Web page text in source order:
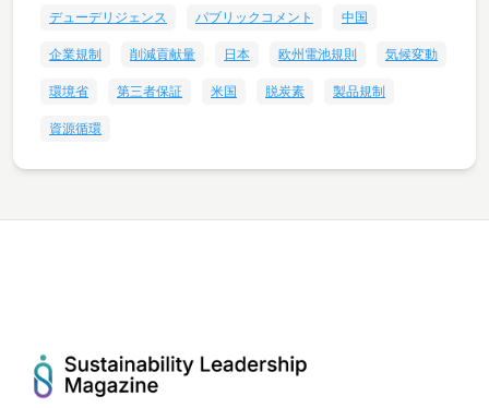
デューデリジェンス
パブリックコメント
中国
企業規制
削減貢献量 日本 欧州電池規則
気候変動
環境省
第三者保証 米国 脱炭素
製品規制
資源循環